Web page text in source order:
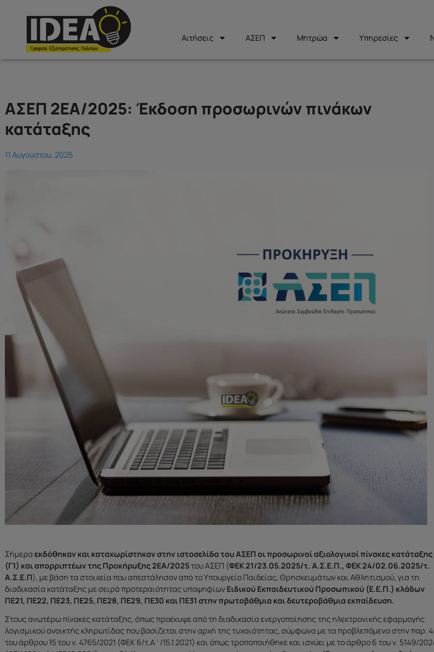
Αιτήσεις ΑΣΕΠ Μητρώα Υπηρεσίες
ΑΣΕΠ 2ΕΑ/2025: Έκδοση προσωρινών πινάκων
κατάταξης
11 Αυγούστου, 2025
Σήμεραεκδόθηκαν και καταχωρίστηκαν στην ιστοσελίδα του ΑΣΕΠ οι προσωρινοί αξιολογικοί πίνακες κατάταξης
(Γ1) και απορριπτέων της Προκήρυξης 2ΕΑ/2025του ΑΣΕΠ (ΦΕΚ 21/23.05.2025/τ. Α.Σ.Ε.Π., ΦΕΚ 24/02.06.2025/τ.
Α.Σ.Ε.Π), με βάση τα στοιχεία που απεστάλησαν από το Υπουργείο Παιδείας, Θρησκευμάτων και Αθλητισμού, για τη
διαδικασία κατάταξης με σειρά προτεραιότητας υποψηφίωνΕιδικού Εκπαιδευτικού Προσωπικού (Ε.Ε.Π.) κλάδων
ΠΕ21, ΠΕ22, ΠΕ23, ΠΕ25, ΠΕ28, ΠΕ29, ΠΕ30 και ΠΕ31 στην πρωτοβάθμια και δευτεροβάθμια εκπαίδευση.
Στους ανωτέρω πίνακες κατάταξης, όπως προέκυψε από τη διαδικασία ενεργοποίησης της ηλεκτρονικής εφαρμογής
λογισμικού ανοικτής κληρωτίδας που βασίζεται στην αρχή της τυχαιότητας, σύμφωνα με τα προβλεπόμενα στην παρ. 4
του άρθρου 15 του ν. 4765/2021 (ΦΕΚ 6/τ.Α΄/15.1.2021) και όπως τροποποιήθηκε και ισχύει με το άρθρο 6 του ν. 5149/